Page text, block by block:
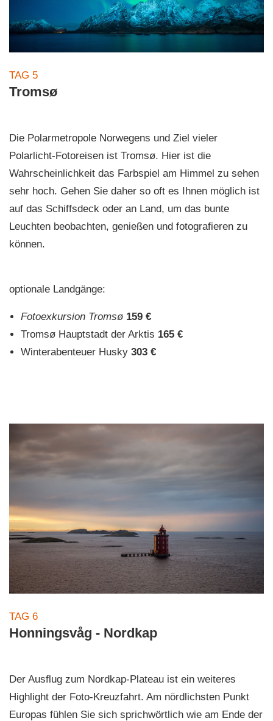
TAG 5
Tromsø
Die Polarmetropole Norwegens und Ziel vieler
Polarlicht-Fotoreisen ist Tromsø. Hier ist die
Wahrscheinlichkeit das Farbspiel am Himmel zu sehen
sehr hoch. Gehen Sie daher so oft es Ihnen möglich ist
auf das Schiffsdeck oder an Land, um das bunte
Leuchten beobachten, genießen und fotografieren zu
können.
optionale Landgänge:
Fotoexkursion Tromsø 159 €
Tromsø Hauptstadt der Arktis 165 €
Winterabenteuer Husky 303 €
TAG 6
Honningsvåg - Nordkap
Der Ausflug zum Nordkap-Plateau ist ein weiteres
Highlight der Foto-Kreuzfahrt. Am nördlichsten Punkt
Europas fühlen Sie sich sprichwörtlich wie am Ende der